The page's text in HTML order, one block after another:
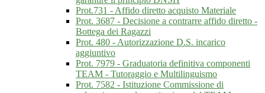
Prot.731 - Affido diretto acquisto Materiale
Prot. 3687 - Decisione a contrarre affido diretto -
Bottega dei Ragazzi
Prot. 480 - Autorizzazione D.S. incarico
aggiuntivo
Prot. 7979 - Graduatoria definitiva componenti
TEAM - Tutoraggio e Multilinguismo
Prot. 7582 - Istituzione Commissione di